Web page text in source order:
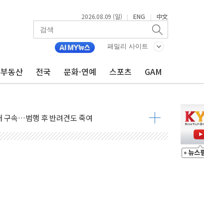
2026.08.09 (일) | ENG | 中文
패밀리 사이트
부동산 전국 문화·연예 스포츠 GAM
작업자 1명 숨져
채 발견...경찰, 조사 중
차 선두 유지...金 46.01% vs 鄭 44.53%
구속…범행 후 반려견도 죽여
청래에 승리…金 48.54% vs 鄭 44.40%
민석 47.37% 정청래 45.71% 송영길 6.92%
청래 47.82% 김민석 46.35% 송영길 5.83%